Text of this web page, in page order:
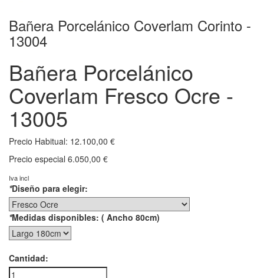
Bañera Porcelánico Coverlam Corinto -
13004
Bañera Porcelánico
Coverlam Fresco Ocre -
13005
Precio Habitual: 12.100,00 €
Precio especial 6.050,00 €
Iva incl
*Diseño para elegir:
*Medidas disponibles: ( Ancho 80cm)
Cantidad: